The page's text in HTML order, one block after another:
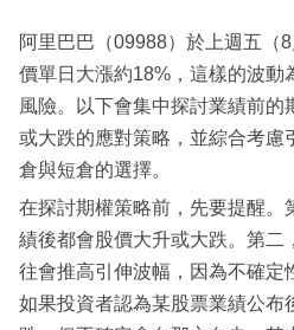
閱
專
區
阿里巴巴（09988）於上週五（
價單日大漲約18%，這樣的波動
風險。以下會集中探討業績前
或大跌的應對策略，並綜合考慮
倉與短倉的選擇。
在探討期權策略前，先要提醒。
績後都會股價大升或大跌。第二
往會推高引伸波幅，因為不確定
如果投資者認為某股票業績公布